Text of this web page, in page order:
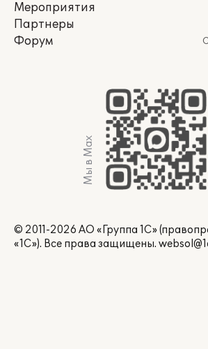
Мероприятия
Партнеры
Форум
Мы в Max
© 2011-2026 АО «Группа 1С»
«1С»). Все права защищены.